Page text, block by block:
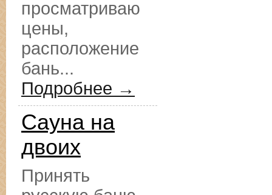
просматриваю
цены,
расположение
бань...
Подробнее →
Сауна на
двоих
Принять